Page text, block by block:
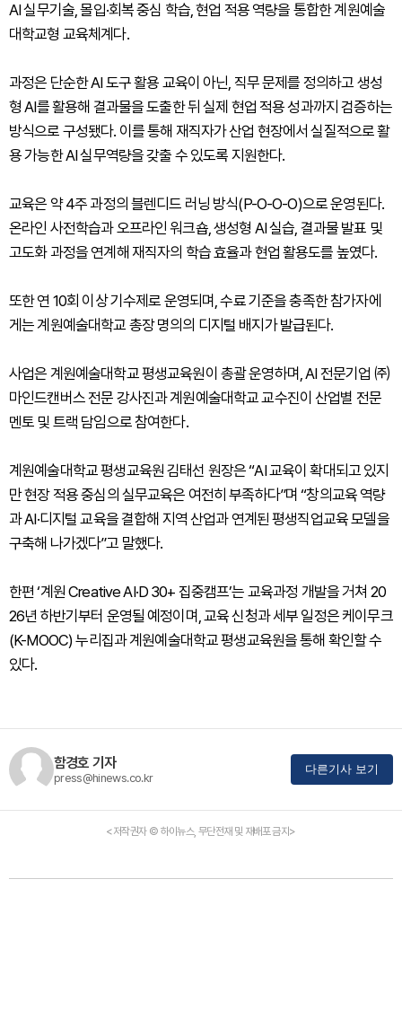
AI 실무기술, 몰입·회복 중심 학습, 현업 적용 역량을 통합한 계원예술
대학교형 교육체계다.
과정은 단순한 AI 도구 활용 교육이 아닌, 직무 문제를 정의하고 생성
형 AI를 활용해 결과물을 도출한 뒤 실제 현업 적용 성과까지 검증하는
방식으로 구성됐다. 이를 통해 재직자가 산업 현장에서 실질적으로 활
용 가능한 AI 실무역량을 갖출 수 있도록 지원한다.
교육은 약 4주 과정의 블렌디드 러닝 방식(P-O-O-O)으로 운영된다.
온라인 사전학습과 오프라인 워크숍, 생성형 AI 실습, 결과물 발표 및
고도화 과정을 연계해 재직자의 학습 효율과 현업 활용도를 높였다.
또한 연 10회 이상 기수제로 운영되며, 수료 기준을 충족한 참가자에
게는 계원예술대학교 총장 명의의 디지털 배지가 발급된다.
사업은 계원예술대학교 평생교육원이 총괄 운영하며, AI 전문기업 ㈜
마인드캔버스 전문 강사진과 계원예술대학교 교수진이 산업별 전문
멘토 및 트랙 담임으로 참여한다.
계원예술대학교 평생교육원 김태선 원장은 “AI 교육이 확대되고 있지
만 현장 적용 중심의 실무교육은 여전히 부족하다”며 “창의교육 역량
과 AI·디지털 교육을 결합해 지역 산업과 연계된 평생직업교육 모델을
구축해 나가겠다”고 말했다.
한편 ‘계원 Creative AI·D 30+ 집중캠프’는 교육과정 개발을 거쳐 20
26년 하반기부터 운영될 예정이며, 교육 신청과 세부 일정은 케이무크
(K-MOOC) 누리집과 계원예술대학교 평생교육원을 통해 확인할 수
있다.
함경호 기자
press@hinews.co.kr
다른기사 보기
<저작권자 © 하이뉴스, 무단전재 및 재배포 금지>